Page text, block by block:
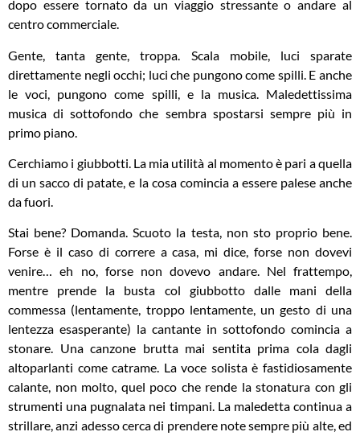
dopo essere tornato da un viaggio stressante o andare al
centro commerciale.
Gente, tanta gente, troppa. Scala mobile, luci sparate
direttamente negli occhi; luci che pungono come spilli. E anche
le voci, pungono come spilli, e la musica. Maledettissima
musica di sottofondo che sembra spostarsi sempre più in
primo piano.
Cerchiamo i giubbotti. La mia utilità al momento è pari a quella
di un sacco di patate, e la cosa comincia a essere palese anche
da fuori.
Stai bene? Domanda. Scuoto la testa, non sto proprio bene.
Forse è il caso di correre a casa, mi dice, forse non dovevi
venire… eh no, forse non dovevo andare. Nel frattempo,
mentre prende la busta col giubbotto dalle mani della
commessa (lentamente, troppo lentamente, un gesto di una
lentezza esasperante) la cantante in sottofondo comincia a
stonare. Una canzone brutta mai sentita prima cola dagli
altoparlanti come catrame. La voce solista è fastidiosamente
calante, non molto, quel poco che rende la stonatura con gli
strumenti una pugnalata nei timpani. La maledetta continua a
strillare, anzi adesso cerca di prendere note sempre più alte, ed